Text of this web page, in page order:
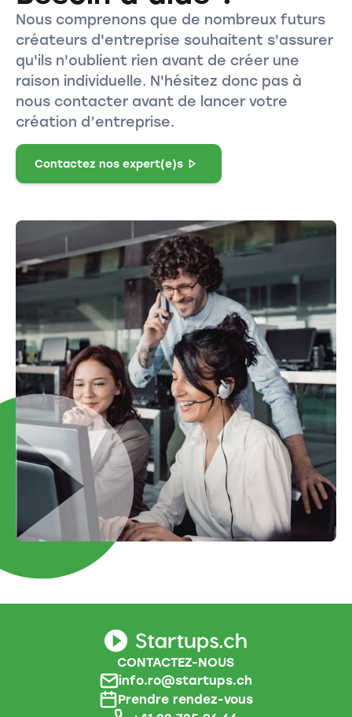
Nous comprenons que de nombreux futurs
créateurs d'entreprise souhaitent s'assurer
qu'ils n'oublient rien avant de créer une
raison individuelle. N'hésitez donc pas à
nous contacter avant de lancer votre
création d’entreprise.
Contactez nos expert(e)s
CONTACTEZ-NOUS
info.ro@startups.ch
Prendre rendez-vous